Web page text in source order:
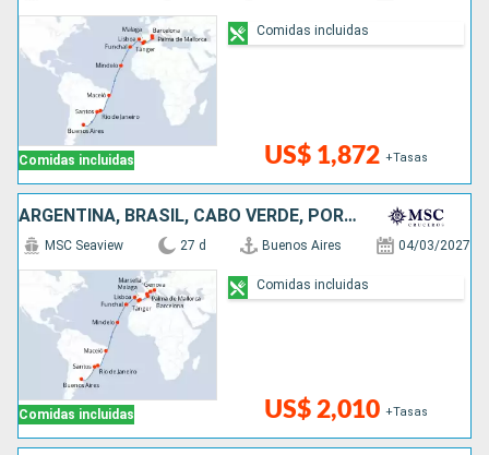
Comidas incluidas US$ 1,872 +Tasas
Comidas incluidas
ARGENTINA, BRASIL, CABO VERDE, PORTUGAL, MARRUECOS, ESPAÑA, FRANCIA, ITALIA
Comidas incluidas
MSC Seaview 27 d Buenos Aires 04/03/2027
US$ 2,010 +Tasas
Comidas incluidas